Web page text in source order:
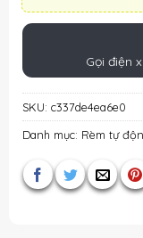
Gọi điện
SKU: c337de4ea6e0
Danh mục: Rèm tự